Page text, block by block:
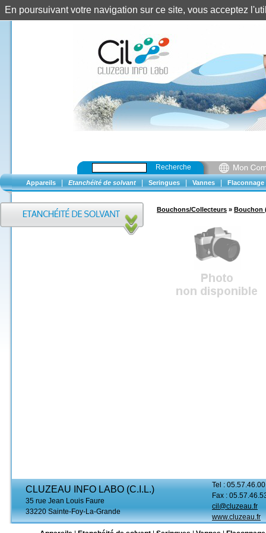
Recherche
Appareils Etanchéité de solvant Seringues Vannes Flaconnage
Bouchons/Collecteurs » Bouchon
CLUZEAU INFO LABO (C.I.L.)
35 rue Jean Louis Faure
33220 Sainte-Foy-La-Grande
Tel :
Fax :
cil@cluzeau.fr
www.cluzeau.fr
En poursuivant votre navigation sur ce site, vous acceptez